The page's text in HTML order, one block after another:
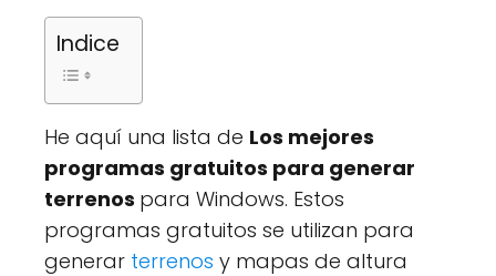
Indice
He aquí una lista de Los mejores
programas gratuitos para generar
terrenos para Windows. Estos
programas gratuitos se utilizan para
generar terrenos y mapas de altura